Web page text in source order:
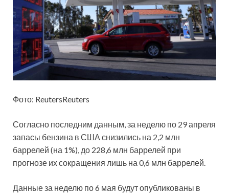
Фото: ReutersReuters
Согласно последним данным, за неделю по 29 апреля
запасы бензина в США снизились на 2,2 млн
баррелей (на 1%), до 228,6 млн баррелей при
прогнозе их сокращения лишь на 0,6 млн баррелей.
Данные за неделю по 6 мая будут опубликованы в